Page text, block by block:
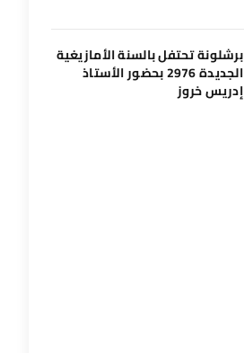
برشلونة تحتفل بالسنة الأمازيغية
الجديدة 2976 بحضور الأستاذ
إدريس خروز